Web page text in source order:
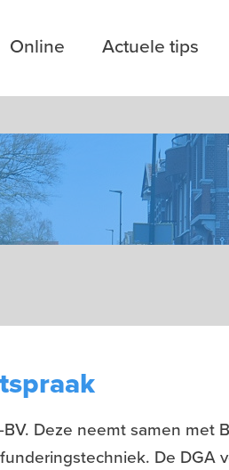
Online Actuele tips
Deze neemt samen met
De DGA